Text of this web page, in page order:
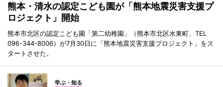
熊本・清水の認定こども園が「熊本地震災害支援プ
ロジェクト」開始
熊本市北区の認定こども園「第二幼稚園」（熊本市北区水東町、TEL
096-344-8006）が7月30日に「熊本地震災害支援プロジェクト」をス
タートさせた。
学ぶ・知る